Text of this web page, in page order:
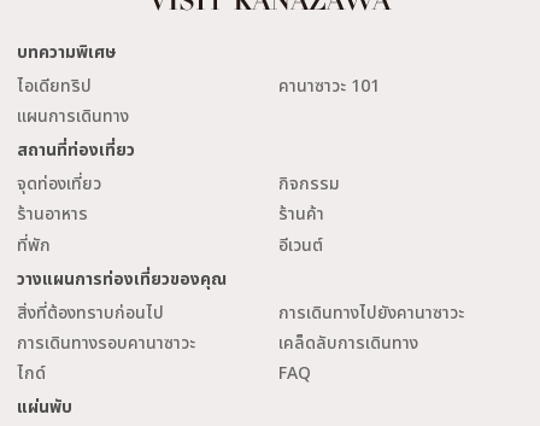
บทความพิเศษ
ไอเดียทริป
คานาซาวะ 101
แผนการเดินทาง
สถานที่ท่องเที่ยว
จุดท่องเที่ยว
กิจกรรม
ร้านอาหาร
ร้านค้า
ที่พัก
อีเวนต์
วางแผนการท่องเที่ยวของคุณ
สิ่งที่ต้องทราบก่อนไป
การเดินทางไปยังคานาซาวะ
การเดินทางรอบคานาซาวะ
เคล็ดลับการเดินทาง
ไกด์
FAQ
แผ่นพับ